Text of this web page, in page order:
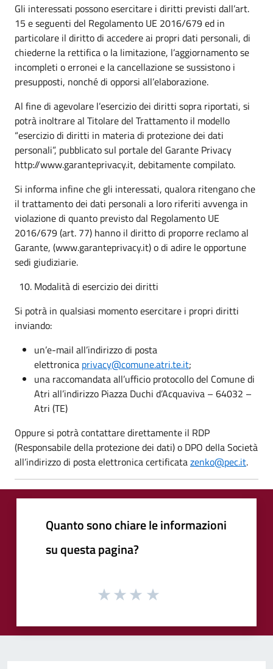
Gli interessati possono esercitare i diritti previsti dall’art.
15 e seguenti del Regolamento UE 2016/679 ed in
particolare il diritto di accedere ai propri dati personali, di
chiederne la rettifica o la limitazione, l’aggiornamento se
incompleti o erronei e la cancellazione se sussistono i
presupposti, nonché di opporsi all’elaborazione.
Al fine di agevolare l’esercizio dei diritti sopra riportati, si
potrà inoltrare al Titolare del Trattamento il modello
“esercizio di diritti in materia di protezione dei dati
personali”, pubblicato sul portale del Garante Privacy
http://www.garanteprivacy.it, debitamente compilato.
Si informa infine che gli interessati, qualora ritengano che
il trattamento dei dati personali a loro riferiti avvenga in
violazione di quanto previsto dal Regolamento UE
2016/679 (art. 77) hanno il diritto di proporre reclamo al
Garante, (www.garanteprivacy.it) o di adire le opportune
sedi giudiziarie.
Modalità di esercizio dei diritti
Si potrà in qualsiasi momento esercitare i propri diritti
inviando:
un’e-mail all’indirizzo di posta
elettronica privacy@comune.atri.te.it;
una raccomandata all’ufficio protocollo del Comune di
Atri all’indirizzo Piazza Duchi d’Acquaviva – 64032 –
Atri (TE)
Oppure si potrà contattare direttamente il RDP
(Responsabile della protezione dei dati) o DPO della Società
all’indirizzo di posta elettronica certificatazenko@pec.it.
Quanto sono chiare le informazioni
su questa pagina?